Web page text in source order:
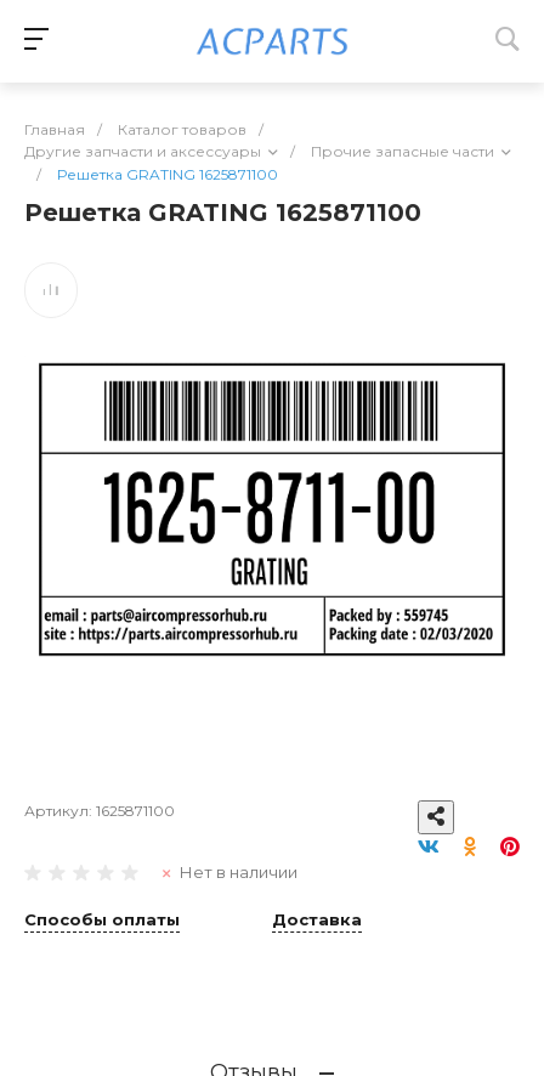
Главная / Каталог товаров
/
Другие запчасти и аксессуары
/
Прочие запасные части
/
Решетка GRATING 1625871100
Решетка GRATING 1625871100
Артикул: 1625871100
Нет в наличии
Способы оплаты Доставка